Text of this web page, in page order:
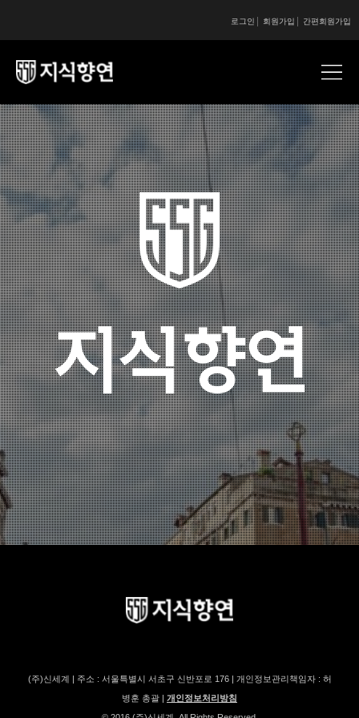
간편회원가입
회원가입
로그인
콘텐츠 시작
(주)신세계 | 주소 : 서울특별시 서초구 신반포로 176 | 개인정보관리책임자 : 허
병훈 총괄 | 개인정보처리방침